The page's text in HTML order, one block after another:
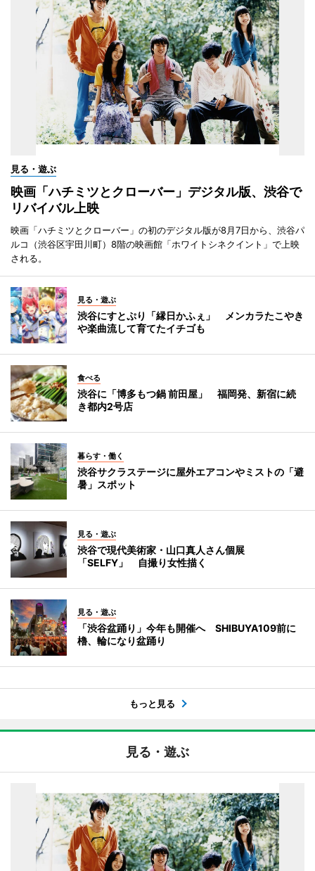
見る・遊ぶ
映画「ハチミツとクローバー」デジタル版、渋谷で
リバイバル上映
映画「ハチミツとクローバー」の初のデジタル版が8月7日から、渋谷パ
ルコ（渋谷区宇田川町）8階の映画館「ホワイトシネクイント」で上映
される。
見る・遊ぶ
渋谷にすとぷり「縁日かふぇ」 メンカラたこやき
や楽曲流して育てたイチゴも
食べる
渋谷に「博多もつ鍋 前田屋」 福岡発、新宿に続
き都内2号店
暮らす・働く
渋谷サクラステージに屋外エアコンやミストの「避
暑」スポット
見る・遊ぶ
渋谷で現代美術家・山口真人さん個展
「SELFY」 自撮り女性描く
見る・遊ぶ
「渋谷盆踊り」今年も開催へ SHIBUYA109前に
櫓、輪になり盆踊り
もっと見る
見る・遊ぶ